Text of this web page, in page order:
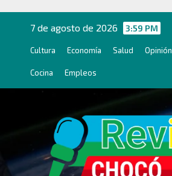
contenido
7 de agosto de 2026 3:59 PM
Cultura Economía Salud Opinión
Cocina Empleos